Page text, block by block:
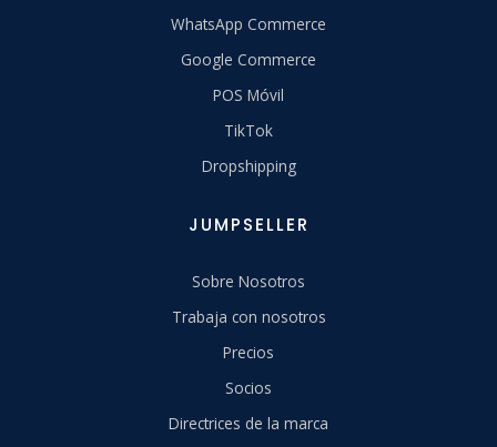
WhatsApp Commerce
Google Commerce
POS Móvil
TikTok
Dropshipping
JUMPSELLER
Sobre Nosotros
Trabaja con nosotros
Precios
Socios
Directrices de la marca